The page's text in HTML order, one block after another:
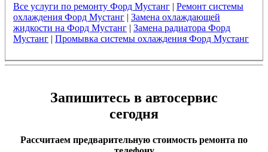
Все услуги по ремонту Форд Мустанг| Ремонт системы
охлаждения Форд Мустанг| Замена охлаждающей
жидкости на Форд Мустанг| Замена радиатора Форд
Мустанг| Промывка системы охлаждения Форд Мустанг
Запишитесь в автосервис
сегодня
Рассчитаем предварительную стоимость ремонта по